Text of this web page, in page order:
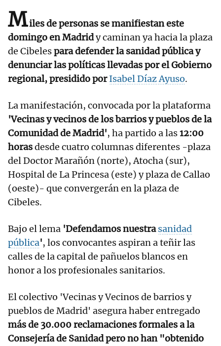
Miles de personas se manifiestan este
domingo en Madridy caminan ya hacia la plaza
de Cibelespara defender la sanidad pública y
denunciar las políticas llevadas por el Gobierno
regional, presidido porIsabel Díaz Ayuso.
La manifestación, convocada por la plataforma
'Vecinas y vecinos de los barrios y pueblos de la
Comunidad de Madrid', ha partido a las12:00
horasdesde cuatro columnas diferentes -plaza
del Doctor Marañón (norte), Atocha (sur),
Hospital de La Princesa (este) y plaza de Callao
(oeste)- que convergerán en la plaza de
Cibeles.
Bajo el lema 'Defendamos nuestrasanidad
pública', los convocantes aspiran a teñir las
calles de la capital de pañuelos blancos en
honor a los profesionales sanitarios.
El colectivo 'Vecinas y Vecinos de barrios y
pueblos de Madrid' asegura haber entregado
más de 30.000 reclamaciones formales a la
Consejería de Sanidad pero no han "obtenido